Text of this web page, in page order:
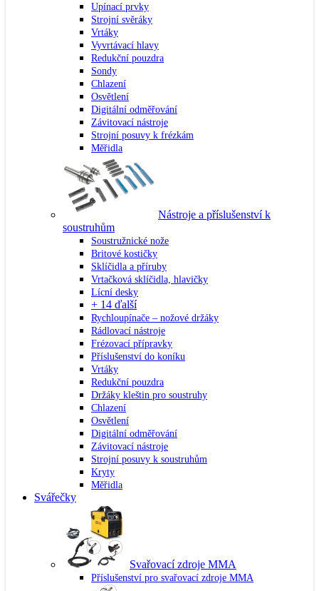
Upínací prvky
Strojní svěráky
Vrtáky
Vyvrtávací hlavy
Redukční pouzdra
Sondy
Chlazení
Osvětlení
Digitální odměřování
Závitovací nástroje
Strojní posuvy k frézkám
Měřidla
Nástroje a příslušenství k
soustruhům
Soustružnické nože
Britové kostičky
Sklíčidla a příruby
Vrtačková sklíčidla, hlavičky
Lícní desky
+ 14 ďalší
Rychloupínače – nožové držáky
Rádlovací nástroje
Frézovací přípravky
Příslušenství do koníku
Vrtáky
Redukční pouzdra
Držáky kleštin pro soustruhy
Chlazení
Osvětlení
Digitální odměřování
Závitovací nástroje
Strojní posuvy k soustruhům
Kryty
Měřidla
Svářečky
Svařovací zdroje MMA
Příslušenství pro svařovací zdroje MMA